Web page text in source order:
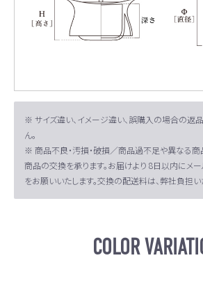
※ サイズ違い、イメージ違い、誤購入の場合の返
ん。
※ 商品不良・汚損・破損／商品過不足や異なる商
商品の交換を承ります。お届けより 8日以内にメー
をお願いいたします。交換の配送料は、弊社負担い
COLOR